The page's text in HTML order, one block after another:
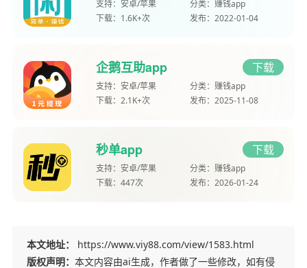
支持： 安卓/苹果 分类： 赚钱app
下载： 1.6K+次 发布： 2022-01-04
企鹅互助app 下载
支持： 安卓/苹果 分类： 赚钱app
下载： 2.1K+次 发布： 2025-11-08
秒单app 下载
支持： 安卓/苹果 分类： 赚钱app
下载： 447次 发布： 2026-01-24
本文地址：
https://www.viy88.com/view/1583.html
版权声明： 本文内容由ai生成，作者做了一些修改，如有侵